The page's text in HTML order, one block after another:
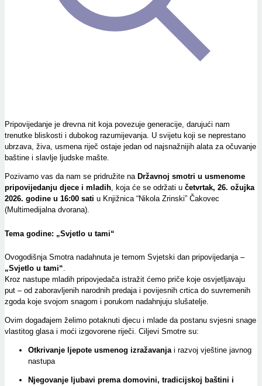
Pripovijedanje je drevna nit koja povezuje generacije, darujući nam
trenutke bliskosti i dubokog razumijevanja. U svijetu koji se neprestano
ubrzava, živa, usmena riječ ostaje jedan od najsnažnijih alata za očuvanje
baštine i slavlje ljudske mašte.
Pozivamo vas da nam se pridružite na Državnoj smotri u usmenome
pripovijedanju djece i mladih, koja će se održati u četvrtak, 26. ožujka
2026. godine u 16:00 sati u Knjižnica “Nikola Zrinski” Čakovec
(Multimedijalna dvorana).
Tema godine: „Svjetlo u tami“
Ovogodišnja Smotra nadahnuta je temom Svjetski dan pripovijedanja–
„Svjetlo u tami“.
Kroz nastupe mladih pripovjedača istražit ćemo priče koje osvjetljavaju
put – od zaboravljenih narodnih predaja i povijesnih crtica do suvremenih
zgoda koje svojom snagom i porukom nadahnjuju slušatelje.
Ovim događajem želimo potaknuti djecu i mlade da postanu svjesni snage
vlastitog glasa i moći izgovorene riječi. Ciljevi Smotre su:
Otkrivanje ljepote usmenog izražavanjai razvoj vještine javnog
nastupa
Njegovanje ljubavi prema domovini, tradicijskoj baštini i